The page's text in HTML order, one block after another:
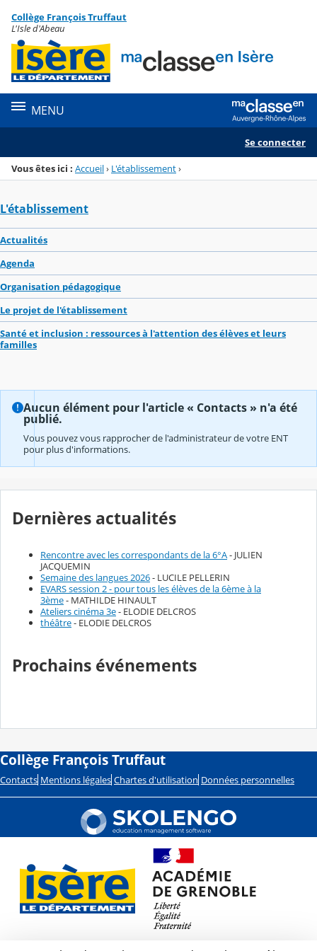
Menu de la rubrique
Contenu
Collège François Truffaut
L'Isle d'Abeau
MENU
Se connecter
Vous êtes ici : Accueil› L'établissement›
L'établissement
Actualités
Agenda
Organisation pédagogique
Le projet de l'établissement
Santé et inclusion : ressources à l'attention des élèves et leurs
familles
Aucun élément pour l'article « Contacts » n'a été
publié.
Vous pouvez vous rapprocher de l'administrateur de votre ENT
pour plus d'informations.
Dernières actualités
Rencontre avec les correspondants de la 6°A- JULIEN
JACQUEMIN
Semaine des langues 2026- LUCILE PELLERIN
EVARS session 2 - pour tous les élèves de la 6ème à la
3ème- MATHILDE HINAULT
Ateliers cinéma 3e- ELODIE DELCROS
théâtre- ELODIE DELCROS
Prochains événements
Collège François Truffaut
Contacts Mentions légales Chartes d'utilisation Données personnelles